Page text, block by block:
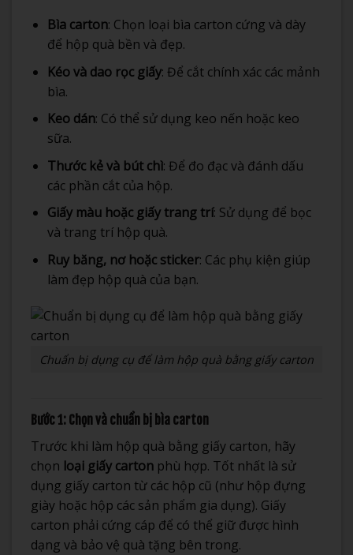
Bìa carton: Chọn loại bìa carton cứng và dày
để hộp quà bền và đẹp.
Kéo và dao rọc giấy: Để cắt chính xác các mảnh
bìa.
Keo dán: Có thể sử dụng keo nến hoặc keo
sữa.
Thước kẻ và bút chì: Để đo đạc và đánh dấu
các phần cắt của hộp.
Giấy màu hoặc giấy trang trí: Sử dụng để bọc
và trang trí hộp quà.
Ruy băng, nơ hoặc sticker: Các phụ kiện giúp
làm đẹp hộp quà của bạn.
Chuẩn bị dụng cụ để làm hộp quà bằng giấy carton
Bước 1: Chọn và chuẩn bị bìa carton
Trước khi làm hộp quà bằng giấy carton, hãy
chọn loại giấy carton phù hợp. Tốt nhất là sử
dụng giấy carton từ các hộp cũ (như hộp đựng
giày hoặc hộp các sản phẩm gia dụng). Giấy
carton phải cứng cáp để có thể giữ được hình
dạng và bảo vệ quà tặng bên trong.